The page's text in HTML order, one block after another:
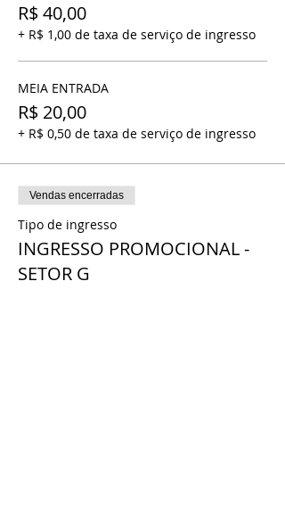
R$ 40,00
+ R$ 1,00 de taxa de serviço de ingresso
MEIA ENTRADA
R$ 20,00
+ R$ 0,50 de taxa de serviço de ingresso
Vendas encerradas
Tipo de ingresso
INGRESSO PROMOCIONAL -
SETOR G